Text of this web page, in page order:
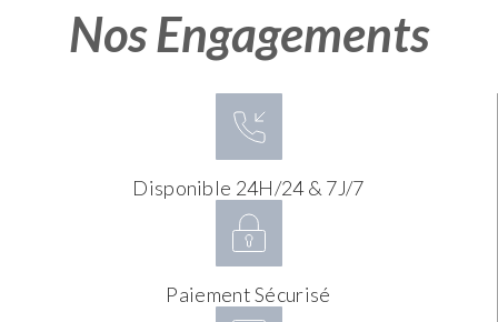
Nos Engagements
Disponible 24H/24 & 7J/7
Paiement Sécurisé